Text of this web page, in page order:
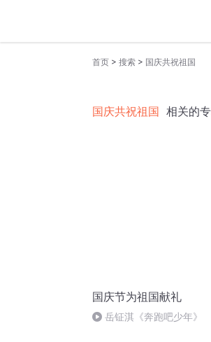
首页 > 搜索 > 国庆共祝祖国
国庆共祝祖国 相关的
国庆节为祖国献礼
岳钲淇《奔跑吧少年》